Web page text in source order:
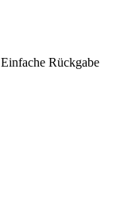
Einfache Rückgabe